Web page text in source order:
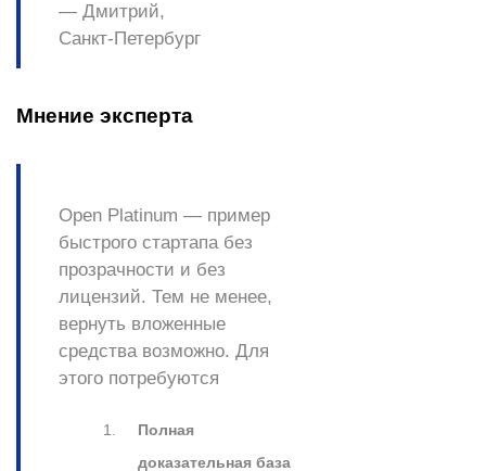
— Дмитрий,
Санкт‑Петербург
Мнение эксперта
Open Platinum — пример
быстрого стартапа без
прозрачности и без
лицензий. Тем не менее,
вернуть вложенные
средства возможно. Для
этого потребуются
Полная
доказательная база